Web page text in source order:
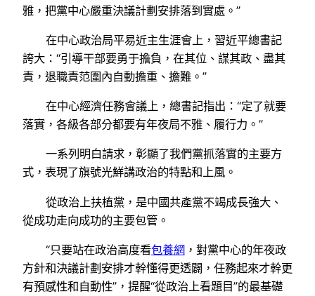
雅，把黨中心嚴重決議計劃安排落到實處。”
在中心政治局平易近主生涯會上，習近平總書記
誇大：“引導干部要勇于擔負，在其位、謀其政、盡其
責，退職責范圍內自動擔重、擔難。”
在中心經濟任務會議上，總書記指出：“定了就要
落實，各級各部分都要有年夜局不雅、履行力。”
一系列明白請求，彰顯了我們黨抓落實的主要方
式，表現了旗號光鮮講政治的特點和上風。
從政治上扶植黨，是中國共產黨不竭成長強大、
從成功走向成功的主要包管。
“只要站在政治高度看包養網 ，對黨中心的年夜政
方針和決議計劃安排才幹懂得更透闢，任務起來才幹更
有預感性和自動性”，提醒“從政治上看題目”的最基礎